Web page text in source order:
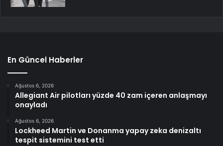
En Güncel Haberler
Ağustos 6, 2026
Allegiant Air pilotları yüzde 40 zam içeren anlaşmayı
onayladı
Ağustos 6, 2026
Lockheed Martin ve Donanma yapay zeka denizaltı
tespit sistemini test etti